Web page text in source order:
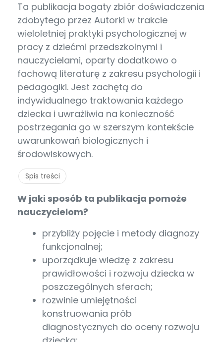
Ta publikacja bogaty zbiór doświadczenia
zdobytego przez Autorki w trakcie
wieloletniej praktyki psychologicznej w
pracy z dziećmi przedszkolnymi i
nauczycielami, oparty dodatkowo o
fachową literaturę z zakresu psychologii i
pedagogiki. Jest zachętą do
indywidualnego traktowania każdego
dziecka i uwrażliwia na konieczność
postrzegania go w szerszym kontekście
uwarunkowań biologicznych i
środowiskowych.
Spis treści
W jaki sposób ta publikacja pomoże
nauczycielom?
przybliży pojęcie i metody diagnozy
funkcjonalnej;
uporządkuje wiedzę z zakresu
prawidłowości i rozwoju dziecka w
poszczególnych sferach;
rozwinie umiejętności
konstruowania prób
diagnostycznych do oceny rozwoju